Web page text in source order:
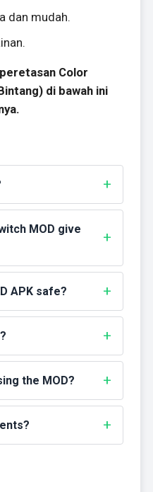
dan mudah.
Color
di bawah ini
MOD give
APK safe?
the MOD?